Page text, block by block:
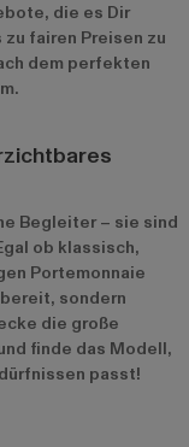
die es Dir
fairen Preisen zu
dem perfekten
Begleiter – sie sind
ob klassisch,
Portemonnaie
sondern
die große
finde das Modell,
passt!